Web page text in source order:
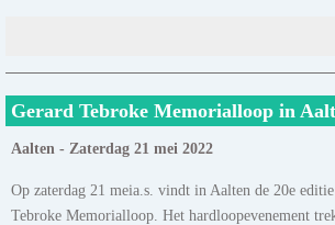
Gerard Tebroke Memorialloop in
Aalten - Zaterdag 21 mei 2022
Op zaterdag 21 meia.s. vindt in Aalten de 20e
Tebroke Memorialloop. Het hardloopevenement